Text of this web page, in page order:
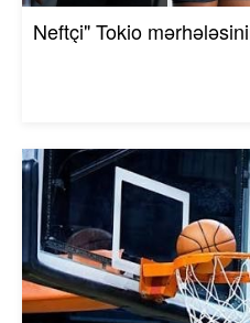
Neftçi" Tokio